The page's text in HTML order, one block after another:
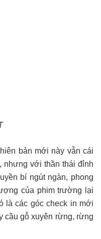
bản mới này vẫn cái
nhưng với thần thái đỉnh
bí ngút ngàn, phong
của phim trường lại
là các góc check in mới
cầu gỗ xuyên rừng, rừng